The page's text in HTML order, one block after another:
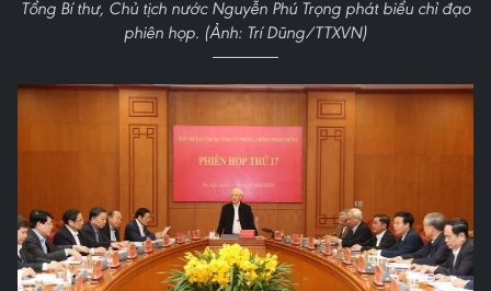
Tổng Bí thư, Chủ tịch nước Nguyễn Phú Trọng phát biểu chỉ đạo
phiên họp. (Ảnh: Trí Dũng/TTXVN)